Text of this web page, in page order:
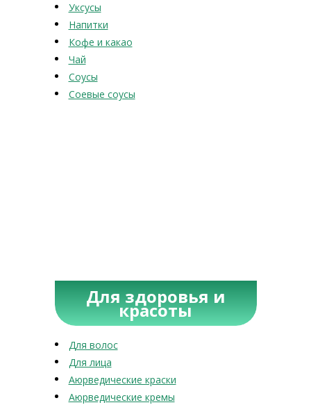
Уксусы
Напитки
Кофе и какао
Чай
Соусы
Соевые соусы
Для здоровья и
красоты
Для волос
Для лица
Аюрведические краски
Аюрведические кремы